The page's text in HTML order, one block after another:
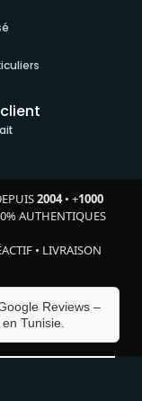
2004• +1000
AUTHENTIQUES
• LIVRAISON
Reviews –
Tunisie.